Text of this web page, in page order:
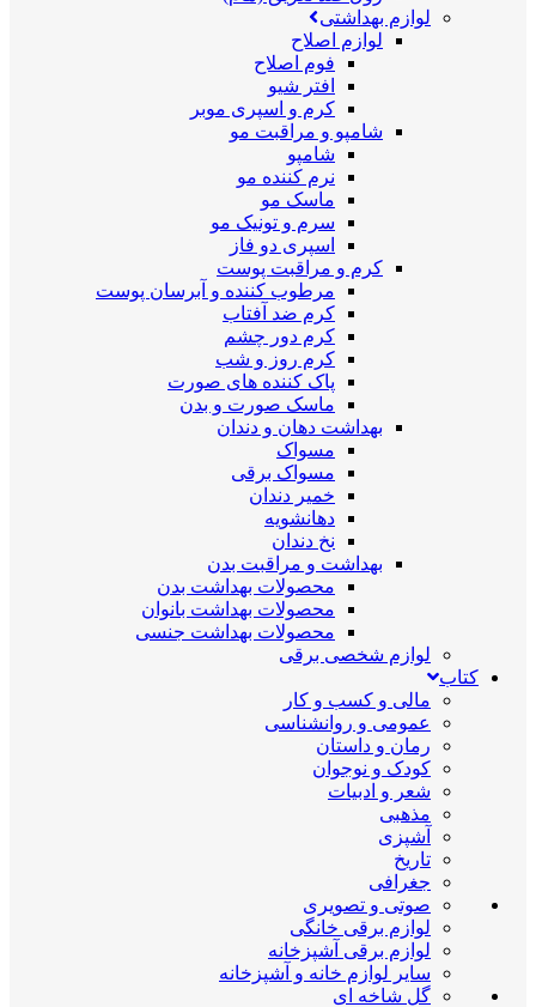
لوازم بهداشتی
لوازم اصلاح
فوم اصلاح
افتر شیو
کرم و اسپری موبر
شامپو و مراقبت مو
شامپو
نرم کننده مو
ماسک مو
سرم و تونیک مو
اسپری دو فاز
کرم و مراقبت پوست
مرطوب کننده و آبرسان پوست
کرم ضد آفتاب
کرم دور چشم
کرم روز و شب
پاک کننده های صورت
ماسک صورت و بدن
بهداشت دهان و دندان
مسواک
مسواک برقی
خمیر دندان
دهانشویه
نخ دندان
بهداشت و مراقبت بدن
محصولات بهداشت بدن
محصولات بهداشت بانوان
محصولات بهداشت جنسی
لوازم شخصی برقی
کتاب
مالی و کسب و کار
عمومی و روانشناسی
رمان و داستان
کودک و نوجوان
شعر و ادبیات
مذهبی
آشپزی
تاریخ
جغرافی
صوتی و تصویری
لوازم برقی خانگی
لوازم برقی آشپزخانه
سایر لوازم خانه و آشپزخانه
گل شاخه ای